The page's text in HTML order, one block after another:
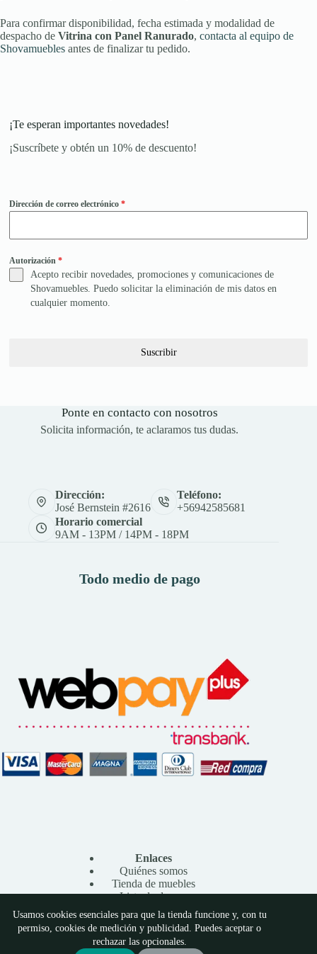
Usamos cookies esenciales para que la tienda funcione y, con tu
permiso, cookies de medición y publicidad. Puedes aceptar o
rechazar las opcionales.
Para confirmar disponibilidad, fecha estimada y modalidad de
despacho de Vitrina con Panel Ranurado, contacta al equipo de
Shovamuebles antes de finalizar tu pedido.
¡Te esperan importantes novedades!
¡Suscríbete y obtén un 10% de descuento!
Dirección de correo electrónico*
Autorización*
Acepto recibir novedades, promociones y comunicaciones de
Shovamuebles. Puedo solicitar la eliminación de mis datos en
cualquier momento.
Suscribir
Ponte en contacto con nosotros
Solicita información, te aclaramos tus dudas.
Dirección:
José Bernstein #2616
Teléfono:
+56942585681
Horario comercial
9AM - 13PM / 14PM - 18PM
Todo medio de pago
Enlaces
Quiénes somos
Tienda de muebles
Lista de deseos
Contacto
Preferencias de cookies
Copyright © 2026 - Shovamuebles